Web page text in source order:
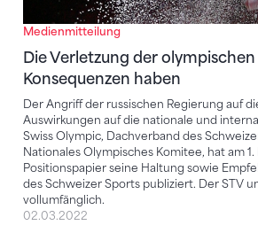
Medienmitteilung
Die Verletzung der
Konsequenzen haben
Der Angriff der russischen Regierung auf
Auswirkungen auf die nationale und
Swiss Olympic, Dachverband des
Nationales Olympisches Komitee, hat am
Positionspapier seine Haltung sowie
des Schweizer Sports publiziert. Der STV
vollumfänglich.
02.03.2022